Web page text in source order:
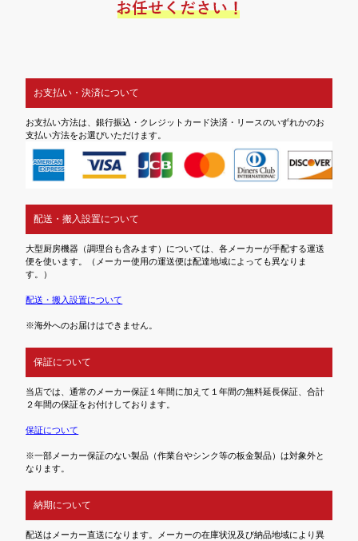
お支払い・決済について
お支払い方法は、銀行振込・クレジットカード決済・リースのいずれかのお
支払い方法をお選びいただけます。
配送・搬入設置について
大型厨房機器（調理台も含みます）については、各メーカーが手配する運送
便を使います。（メーカー使用の運送便は配達地域によっても異なりま
す。）
配送・搬入設置について
※海外へのお届けはできません。
保証について
当店では、通常のメーカー保証１年間に加えて１年間の無料延長保証、合計
２年間の保証をお付けしております。
保証について
※一部メーカー保証のない製品（作業台やシンク等の板金製品）は対象外と
なります。
納期について
配送はメーカー直送になります。メーカーの在庫状況及び納品地域により異